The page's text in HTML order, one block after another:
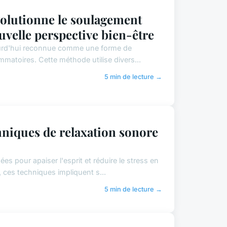
le soulagement
perspective bien-être
reconnue comme une forme de
Cette méthode utilise divers...
5 min de lecture →
de relaxation sonore
pour apaiser l'esprit et réduire le stress en
techniques impliquent s...
5 min de lecture →